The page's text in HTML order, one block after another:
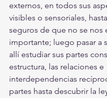
externos, en todos sus
visibles o sensoriales,
seguros de que no se nos
importante; luego pasar a
allí estudiar sus partes
estructura, las relaciones e
interdependencias
partes hasta descubrir la